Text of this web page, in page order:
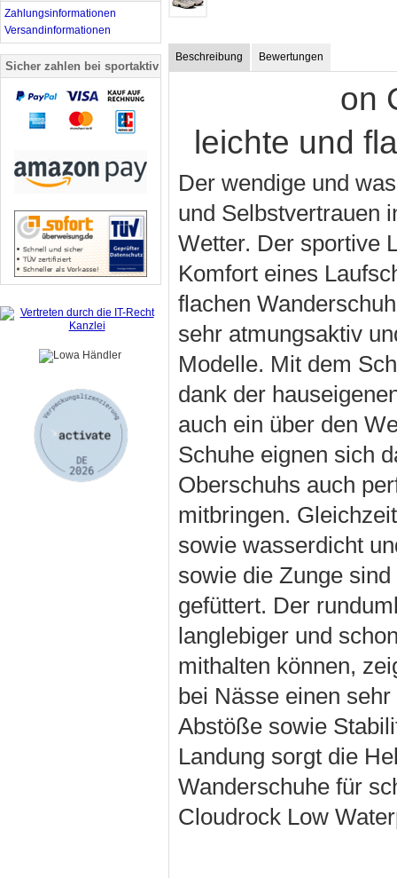
Beschreibung Bewertungen
on
leichte und
Der wendige und
und Selbstvertrauen
Wetter. Der sportive
Komfort eines
flachen
sehr atmungsaktiv
Modelle. Mit dem
dank der
auch ein über den
Schuhe eignen sich
Oberschuhs auch
mitbringen.
sowie wasserdicht
sowie die Zunge
gefüttert. Der
langlebiger und
mithalten können,
bei Nässe einen
Abstöße sowie
Landung sorgt die
Wanderschuhe für
Cloudrock Low
Zahlungsinformationen
Versandinformationen
Sicher zahlen bei sportaktiv